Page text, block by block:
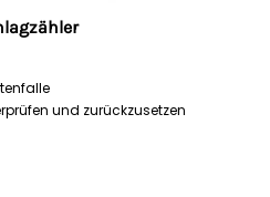
und zurückzusetzen